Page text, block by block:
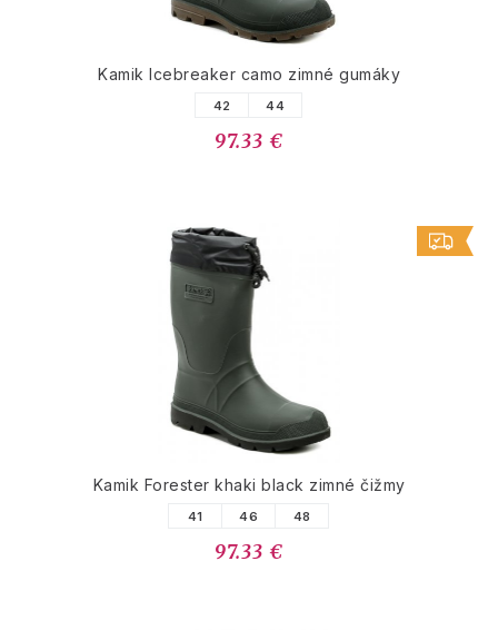
Kamik Icebreaker camo zimné gumáky
42 44
97.33 €
Kamik Forester khaki black zimné čižmy
41 46 48
97.33 €